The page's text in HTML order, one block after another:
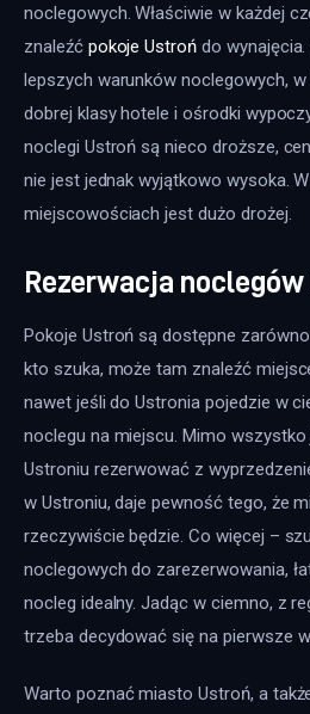
noclegowych. Właściwie w każdej
znaleźć pokoje Ustroń do
lepszych warunków noclegowych,
dobrej klasy hotele i ośrodki
noclegi Ustroń są nieco droższe,
nie jest jednak wyjątkowo wysoka.
miejscowościach jest dużo drożej.
Rezerwacja
Pokoje Ustroń są dostępne
kto szuka, może tam znaleźć
nawet jeśli do Ustronia pojedzie w
noclegu na miejscu. Mimo
Ustroniu rezerwować z
w Ustroniu, daje pewność tego, że
rzeczywiście będzie. Co więcej –
noclegowych do zarezerwowania,
nocleg idealny. Jadąc w ciemno, z
trzeba decydować się na pierwsze
Warto poznać miasto Ustroń, a